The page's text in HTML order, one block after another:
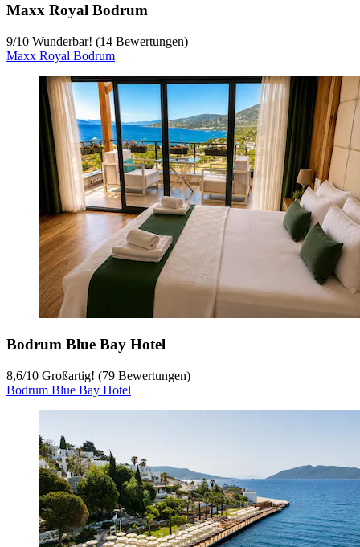
Maxx Royal Bodrum
9/10 Wunderbar! (14 Bewertungen)
Maxx Royal Bodrum
Bodrum Blue Bay Hotel
8,6/10 Großartig! (79 Bewertungen)
Bodrum Blue Bay Hotel